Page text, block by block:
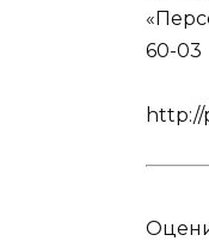
60-03